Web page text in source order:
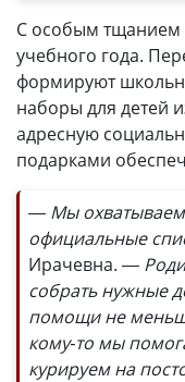
С особым тщанием
учебного года.
формируют
наборы для детей
адресную
подарками
— Мы охватываем
официальные
Ирачевна. —
собрать нужные
помощи не
кому-то мы
курируем на